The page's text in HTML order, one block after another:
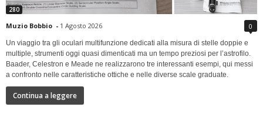
280
Muzio Bobbio - 1 Agosto 2026 0
Un viaggio tra gli oculari multifunzione dedicati alla misura di stelle doppie e
multiple, strumenti oggi quasi dimenticati ma un tempo preziosi per l’astrofilo.
Baader, Celestron e Meade ne realizzarono tre interessanti esempi, qui messi
a confronto nelle caratteristiche ottiche e nelle diverse scale graduate.
Continua a leggere